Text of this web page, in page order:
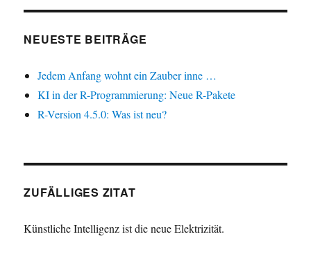
NEUESTE BEITRÄGE
Jedem Anfang wohnt ein Zauber inne …
KI in der R-Programmierung: Neue R-Pakete
R-Version 4.5.0: Was ist neu?
ZUFÄLLIGES ZITAT
Künstliche Intelligenz ist die neue Elektrizität.